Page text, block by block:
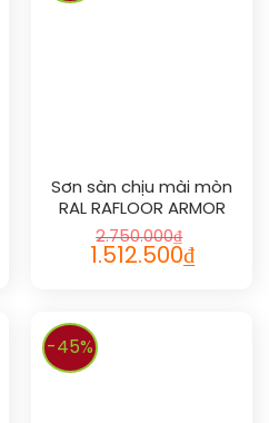
Sơn sàn chịu mài mòn
RAL RAFLOOR ARMOR
2005
2.750.000₫
1.512.500₫
-45%